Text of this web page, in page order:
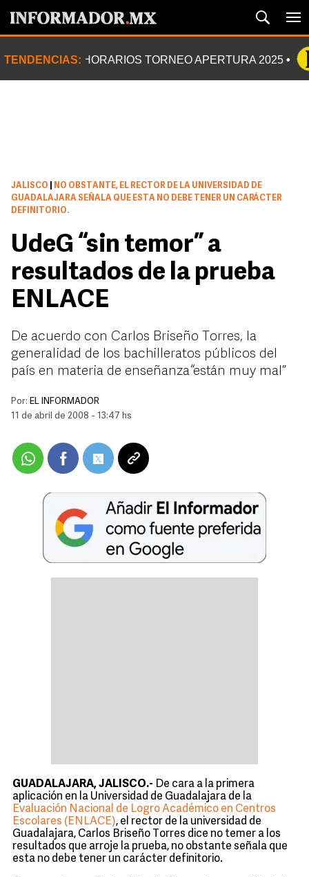
TENDENCIAS: HORARIOS TORNEO APERTURA 2025
JALISCO
NO OBSTANTE, EL RECTOR DE LA UNIVERSIDAD DE
GUADALAJARA SEÑALA QUE ESTA NO DEBE TENER UN CARÁCTER
DEFINITORIO.
UdeG “sin temor” a
resultados de la prueba
ENLACE
De acuerdo con Carlos Briseño Torres, la
generalidad de los bachilleratos públicos del
país en materia de enseñanza “están muy mal”
Por: EL INFORMADOR
11 de abril de 2008 - 13:47 hs
GUADALAJARA, JALISCO.- De cara a la primera
aplicación en la Universidad de Guadalajara de la
Evaluación Nacional de Logro Académico en Centros
Escolares (ENLACE), el rector de la universidad de
Guadalajara, Carlos Briseño Torres dice no temer a los
resultados que arroje la prueba, no obstante señala que
esta no debe tener un carácter definitorio.